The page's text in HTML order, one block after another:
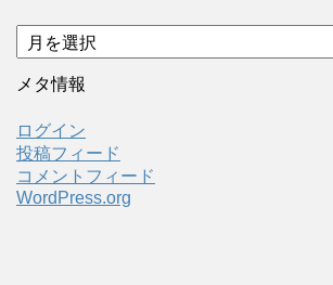
ア
ー
カ
ブ
メタ情報
ログイン
投稿フィード
コメントフィード
WordPress.org